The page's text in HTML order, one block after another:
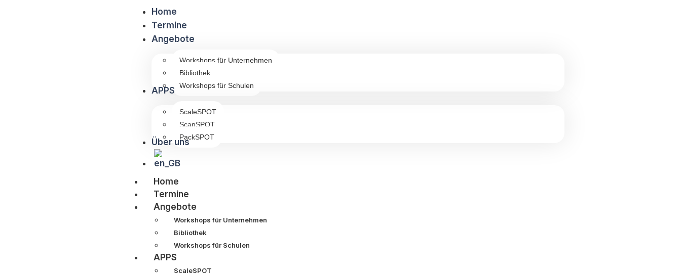
Home
Termine
Angebote
Workshops für Unternehmen
Bibliothek
Workshops für Schulen
APPS
ScaleSPOT
ScanSPOT
PackSPOT
Über uns
Home
Termine
Angebote
Workshops für Unternehmen
Bibliothek
Workshops für Schulen
APPS
ScaleSPOT